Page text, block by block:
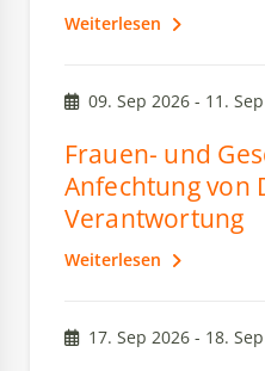
Weiterlesen
09. Sep 2026 - 11.
Frauen- und
Anfechtung von
Verantwortung
Weiterlesen
17. Sep 2026 - 18.